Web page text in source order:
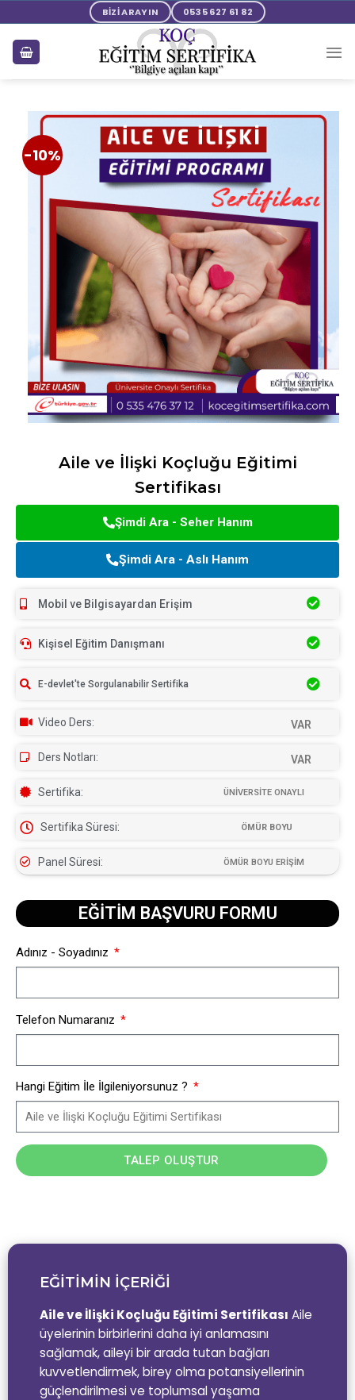
BİZİ ARAYIN 0535 627 61 82
EĞİTİMİN İÇERİĞİ
Aile ve İlişki Koçluğu Eğitimi Sertifikası Aile
üyelerinin birbirlerini daha iyi anlamasını
sağlamak, aileyi bir arada tutan bağları
kuvvetlendirmek, birey olma potansiyellerinin
güçlendirilmesi ve toplumsal yaşama
-10%
Aile ve İlişki Koçluğu Eğitimi
Sertifikası
Şimdi Ara - Seher Hanım
Şimdi Ara - Aslı Hanım
Mobil ve Bilgisayardan Erişim
Kişisel Eğitim Danışmanı
E-devlet'te Sorgulanabilir Sertifika
Video Ders: VAR
Ders Notları: VAR
Sertifika: ÜNİVERSİTE ONAYLI
Sertifika Süresi: ÖMÜR BOYU
Panel Süresi: ÖMÜR BOYU ERİŞİM
EĞİTİM BAŞVURU FORMU​
Adınız - Soyadınız
Telefon Numaranız
Hangi Eğitim İle İlgileniyorsunuz ?
TALEP OLUŞTUR